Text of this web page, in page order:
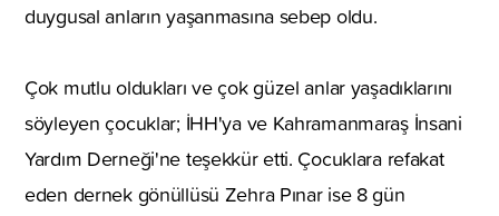
duygusal anların yaşanmasına sebep oldu.
Çok mutlu oldukları ve çok güzel anlar yaşadıklarını
söyleyen çocuklar; İHH'ya ve Kahramanmaraş İnsani
Yardım Derneği'ne teşekkür etti. Çocuklara refakat
eden dernek gönüllüsü Zehra Pınar ise 8 gün